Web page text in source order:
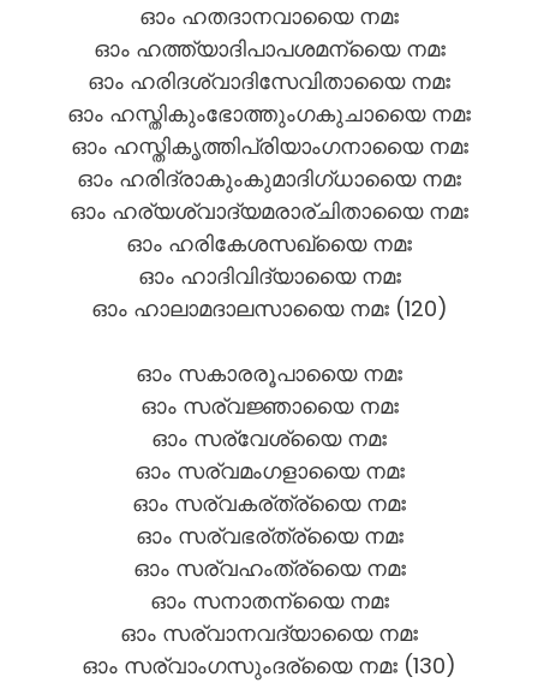
ഓം ഹതദാനവായൈ നമഃ
ഓം ഹത്ത്യാദിപാപശമന്യൈ നമഃ
ഓം ഹരിദശ്വാദിസേവിതായൈ നമഃ
ഓം ഹസ്തികുംഭോത്തുംഗകുചായൈ നമഃ
ഓം ഹസ്തികൃത്തിപ്രിയാംഗനായൈ നമഃ
ഓം ഹരിദ്രാകുംകുമാദിഗ്ധായൈ നമഃ
ഓം ഹര്യശ്വാദ്യമരാര്ചിതായൈ നമഃ
ഓം ഹരികേശസഖ്യൈ നമഃ
ഓം ഹാദിവിദ്യായൈ നമഃ
ഓം ഹാലാമദാലസായൈ നമഃ (120)
ഓം സകാരരൂപായൈ നമഃ
ഓം സര്വജ്ഞായൈ നമഃ
ഓം സര്വേശ്യൈ നമഃ
ഓം സര്വമംഗളായൈ നമഃ
ഓം സര്വകര്ത്ര്യൈ നമഃ
ഓം സര്വഭര്ത്ര്യൈ നമഃ
ഓം സര്വഹംത്ര്യൈ നമഃ
ഓം സനാതന്യൈ നമഃ
ഓം സര്വാനവദ്യായൈ നമഃ
ഓം സര്വാംഗസുംദര്യൈ നമഃ (130)